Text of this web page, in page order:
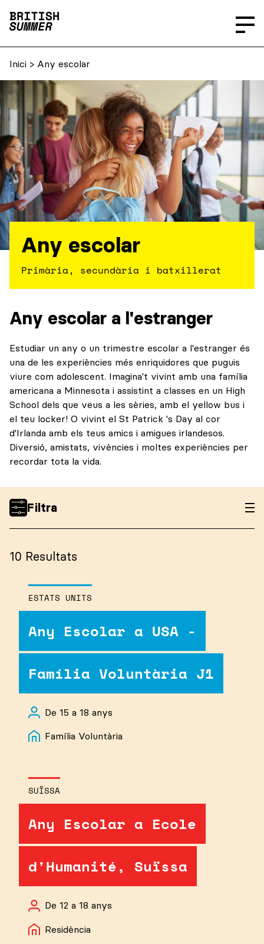
Inici > Any escolar
Any escolar
Primària, secundària i batxillerat
Any escolar a l'estranger
Estudiar un any o un trimestre escolar a l'estranger és
una de les experiències més enriquidores que puguis
viure com adolescent. Imagina't vivint amb una família
americana a Minnesota i assistint a classes en un High
School dels que veus a les sèries, amb el yellow bus i
el teu locker! O vivint el St Patrick 's Day al cor
d'Irlanda amb els teus amics i amigues irlandesos.
Diversió, amistats, vivències i moltes experiències per
recordar tota la vida.
Filtra
Canadà
Regne Unit
Irlanda
Nova Zelanda
França
Alemanya
Allotjament
Família Voluntària
Residència
Familia, Residència
Familia
Especialitat
Idioma
Inglés
Francés
Alemán
10 Resultats
ESTATS UNITS
Any Escolar a USA -
Família Voluntària J1
De 15 a 18 anys
Família Voluntària
SUÏSSA
Any Escolar a Ecole
d'Humanité, Suïssa
De 12 a 18 anys
Residència